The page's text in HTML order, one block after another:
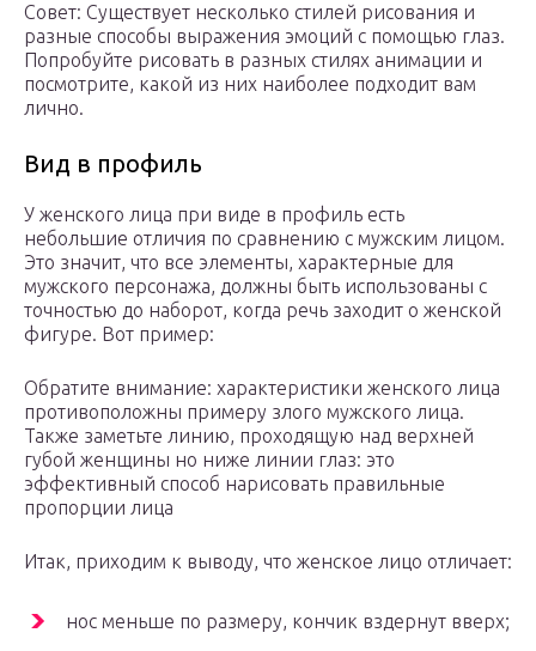
Совет: Существует несколько стилей рисования и
разные способы выражения эмоций с помощью глаз.
Попробуйте рисовать в разных стилях анимации и
посмотрите, какой из них наиболее подходит вам
лично.
Вид в профиль
У женского лица при виде в профиль есть
небольшие отличия по сравнению с мужским лицом.
Это значит, что все элементы, характерные для
мужского персонажа, должны быть использованы с
точностью до наборот, когда речь заходит о женской
фигуре. Вот пример:
Обратите внимание: характеристики женского лица
противоположны примеру злого мужского лица.
Также заметьте линию, проходящую над верхней
губой женщины но ниже линии глаз: это
эффективный способ нарисовать правильные
пропорции лица
Итак, приходим к выводу, что женское лицо отличает:
нос меньше по размеру, кончик вздернут вверх;